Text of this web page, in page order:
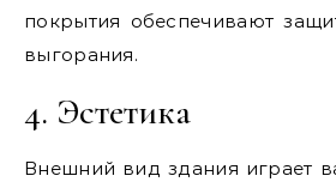
покрытия обеспечивают
выгорания.
4. Эстетика
Внешний вид здания играет